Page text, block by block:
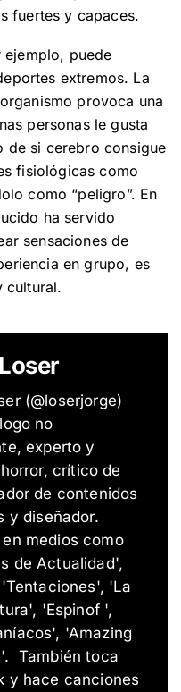
fuertes y capaces.
puede
extremos. La
provoca una
personas le gusta
de si cerebro consigue
fisiológicas como
como “peligro”. En
ha servido
sensaciones de
en grupo, es
cultural.
(@loserjorge)
no
experto y
crítico de
de contenidos
y diseñador.
en medios como
de Actualidad',
'La
'Espinof ',
'Amazing
También toca
y hace canciones